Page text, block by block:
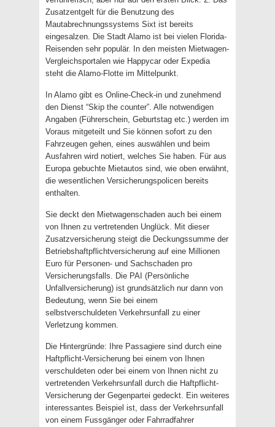
Zusatzentgelt für die Benutzung des
Mautabrechnungssystems Sixt ist bereits
eingesalzen. Die Stadt Alamo ist bei vielen Florida-
Reisenden sehr populär. In den meisten Mietwagen-
Vergleichsportalen wie Happycar oder Expedia
steht die Alamo-Flotte im Mittelpunkt.
In Alamo gibt es Online-Check-in und zunehmend
den Dienst “Skip the counter”. Alle notwendigen
Angaben (Führerschein, Geburtstag etc.) werden im
Voraus mitgeteilt und Sie können sofort zu den
Fahrzeugen gehen, eines auswählen und beim
Ausfahren wird notiert, welches Sie haben. Für aus
Europa gebuchte Mietautos sind, wie oben erwähnt,
die wesentlichen Versicherungspolicen bereits
enthalten.
Sie deckt den Mietwagenschaden auch bei einem
von Ihnen zu vertretenden Unglück. Mit dieser
Zusatzversicherung steigt die Deckungssumme der
Betriebshaftpflichtversicherung auf eine Millionen
Euro für Personen- und Sachschaden pro
Versicherungsfalls. Die PAI (Persönliche
Unfallversicherung) ist grundsätzlich nur dann von
Bedeutung, wenn Sie bei einem
selbstverschuldeten Verkehrsunfall zu einer
Verletzung kommen.
Die Hintergründe: Ihre Passagiere sind durch eine
Haftpflicht-Versicherung bei einem von Ihnen
verschuldeten oder bei einem von Ihnen nicht zu
vertretenden Verkehrsunfall durch die Haftpflicht-
Versicherung der Gegenpartei gedeckt. Ein weiteres
interessantes Beispiel ist, dass der Verkehrsunfall
von einem Fussgänger oder Fahrradfahrer